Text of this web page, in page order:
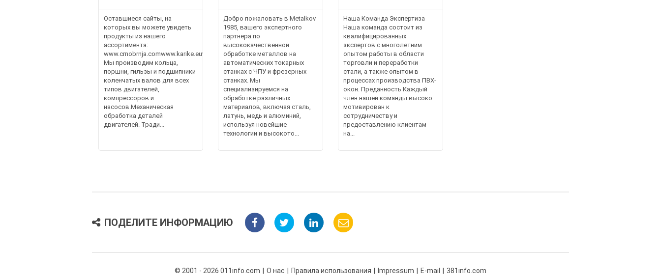
Оставшиеся сайты, на
которых вы можете увидеть
продукты из нашего
ассортимента:
www.crnobrnja.comwww.karike.euwww.hilzne.rs
Мы производим кольца,
поршни, гильзы и подшипники
коленчатых валов для всех
типов двигателей,
компрессоров и
насосов.Механическая
обработка деталей
двигателей. Тради...
Добро пожаловать в Metalkov
1985, вашего экспертного
партнера по
высококачественной
обработке металлов на
автоматических токарных
станках с ЧПУ и фрезерных
станках. Мы
специализируемся на
обработке различных
материалов, включая сталь,
латунь, медь и алюминий,
используя новейшие
технологии и высокото...
Наша Команда Экспертиза
Наша команда состоит из
квалифицированных
экспертов с многолетним
опытом работы в области
торговли и переработки
стали, а также опытом в
процессах производства ПВХ-
окон. Преданность Каждый
член нашей команды высоко
мотивирован к
сотрудничеству и
предоставлению клиентам
на...
ПОДЕЛИТЕ ИНФОРМАЦИЮ
© 2001 - 2026 011info.com О нас Правила использования Impressum E-mail 381info.com